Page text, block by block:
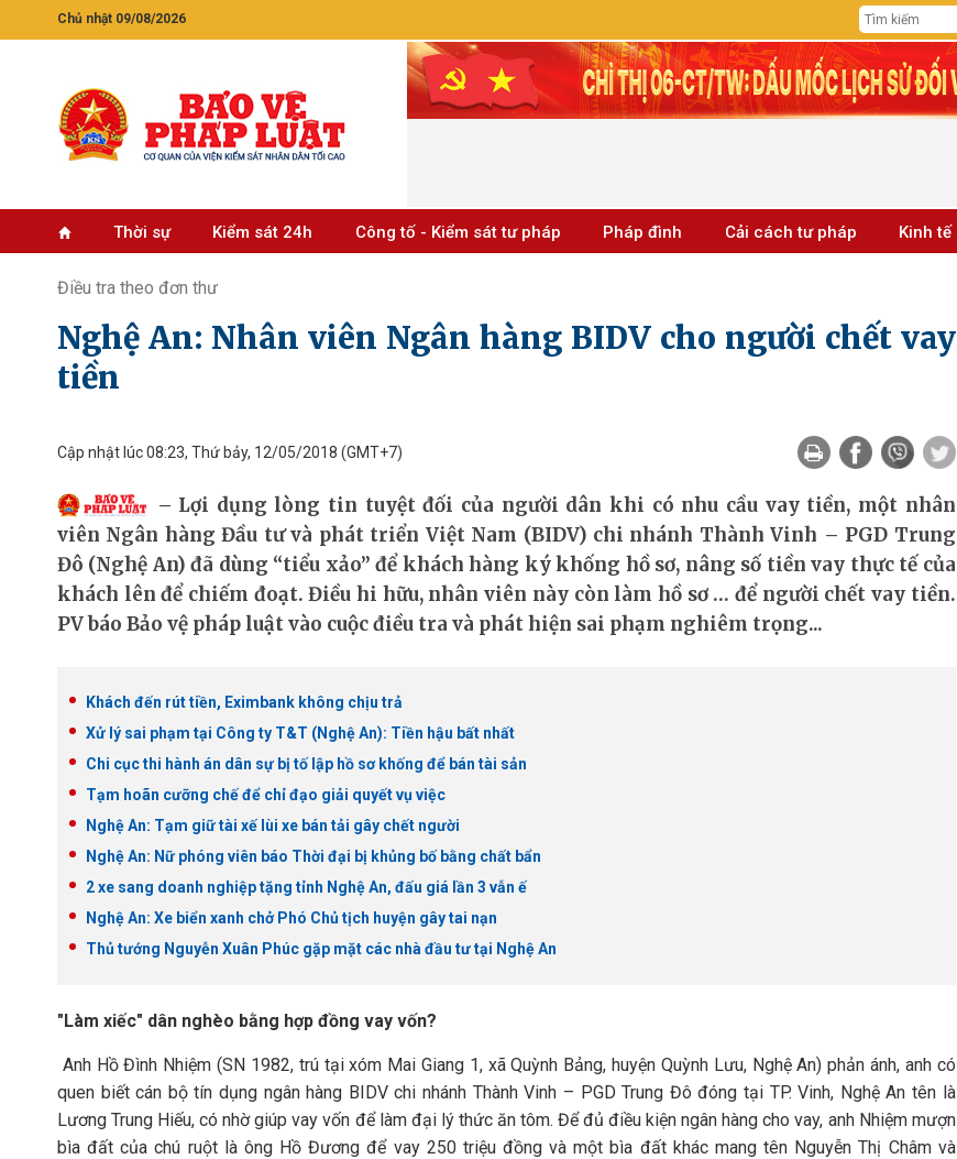
Chủ nhật 09/08/2026
Thời sự Kiểm sát 24h Công tố - Kiểm sát tư pháp Pháp đình Cải cách tư pháp Kinh tế
Điều tra theo đơn thư
Nghệ An: Nhân viên Ngân hàng BIDV cho người chết vay
tiền
Cập nhật lúc 08:23, Thứ bảy, 12/05/2018 (GMT+7)
Lợi dụng lòng tin tuyệt đối của người dân khi có nhu cầu vay tiền, một nhân
viên Ngân hàng Đầu tư và phát triển Việt Nam (BIDV) chi nhánh Thành Vinh – PGD Trung
Đô (Nghệ An) đã dùng “tiểu xảo” để khách hàng ký khống hồ sơ, nâng số tiền vay thực tế của
khách lên để chiếm đoạt. Điều hi hữu, nhân viên này còn làm hồ sơ … để người chết vay tiền.
PV báo Bảo vệ pháp luật vào cuộc điều tra và phát hiện sai phạm nghiêm trọng...
Khách đến rút tiền, Eximbank không chịu trả
Xử lý sai phạm tại Công ty T&T (Nghệ An): Tiền hậu bất nhất
Chi cục thi hành án dân sự bị tố lập hồ sơ khống để bán tài sản
Tạm hoãn cưỡng chế để chỉ đạo giải quyết vụ việc
Nghệ An: Tạm giữ tài xế lùi xe bán tải gây chết người
Nghệ An: Nữ phóng viên báo Thời đại bị khủng bố bằng chất bẩn
2 xe sang doanh nghiệp tặng tỉnh Nghệ An, đấu giá lần 3 vẫn ế
Nghệ An: Xe biển xanh chở Phó Chủ tịch huyện gây tai nạn
Thủ tướng Nguyễn Xuân Phúc gặp mặt các nhà đầu tư tại Nghệ An
"Làm xiếc" dân nghèo bằng hợp đồng vay vốn?
Anh Hồ Đình Nhiệm (SN 1982, trú tại xóm Mai Giang 1, xã Quỳnh Bảng, huyện Quỳnh Lưu, Nghệ An) phản ánh, anh có
quen biết cán bộ tín dụng ngân hàng BIDV chi nhánh Thành Vinh – PGD Trung Đô đóng tại TP. Vinh, Nghệ An tên là
Lương Trung Hiếu, có nhờ giúp vay vốn để làm đại lý thức ăn tôm. Để đủ điều kiện ngân hàng cho vay, anh Nhiệm mượn
bìa đất của chú ruột là ông Hồ Đương để vay 250 triệu đồng và một bìa đất khác mang tên Nguyễn Thị Châm và